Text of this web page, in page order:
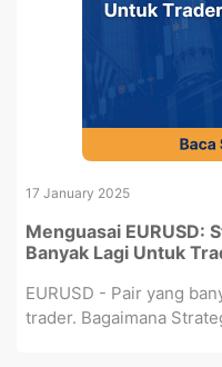
17 January 2025
Menguasai EURUSD:
Banyak Lagi Untuk
EURUSD - Pair yang
trader. Bagaimana